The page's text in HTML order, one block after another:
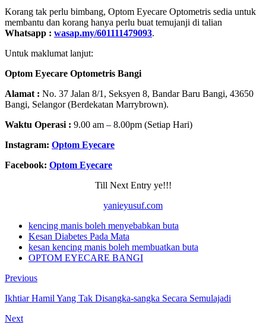
Korang tak perlu bimbang, Optom Eyecare Optometris sedia untuk
membantu dan korang hanya perlu buat temujanji di talian
Whatsapp : wasap.my/601111479093.
Untuk maklumat lanjut:
Optom Eyecare Optometris Bangi
Alamat : No. 37 Jalan 8/1, Seksyen 8, Bandar Baru Bangi, 43650
Bangi, Selangor (Berdekatan Marrybrown).
Waktu Operasi : 9.00 am – 8.00pm (Setiap Hari)
Instagram: Optom Eyecare
Facebook: Optom Eyecare
Till Next Entry ye!!!
yanieyusuf.com
kencing manis boleh menyebabkan buta
Kesan Diabetes Pada Mata
kesan kencing manis boleh membuatkan buta
OPTOM EYECARE BANGI
Previous
Ikhtiar Hamil Yang Tak Disangka-sangka Secara Semulajadi
Next